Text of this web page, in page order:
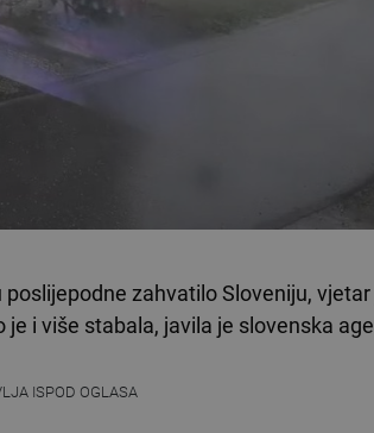
poslijepodne zahvatilo Sloveniju,
i više stabala, javila je slovenska
ISPOD OGLASA